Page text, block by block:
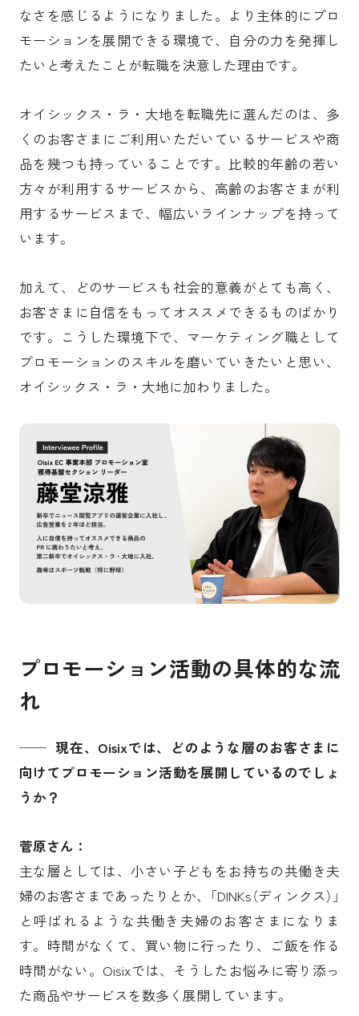
なさを感じるようになりました。より主体的にプロ
モーションを展開できる環境で、自分の力を発揮し
たいと考えたことが転職を決意した理由です。
オイシックス・ラ・大地を転職先に選んだのは、多
くのお客さまにご利用いただいているサービスや商
品を幾つも持っていることです。比較的年齢の若い
方々が利用するサービスから、高齢のお客さまが利
用するサービスまで、幅広いラインナップを持って
います。
加えて、どのサービスも社会的意義がとても高く、
お客さまに自信をもってオススメできるものばかり
です。こうした環境下で、マーケティング職として
プロモーションのスキルを磨いていきたいと思い、
オイシックス・ラ・大地に加わりました。
プロモーション活動の具体的な流
れ
──現在、Oisixでは、どのような層のお客さまに
向けてプロモーション活動を展開しているのでしょ
うか？
菅原さん：
主な層としては、小さい子どもをお持ちの共働き夫
婦のお客さまであったりとか、「DINKs（ディンクス）」
と呼ばれるような共働き夫婦のお客さまになりま
す。時間がなくて、買い物に行ったり、ご飯を作る
時間がない。Oisixでは、そうしたお悩みに寄り添っ
た商品やサービスを数多く展開しています。